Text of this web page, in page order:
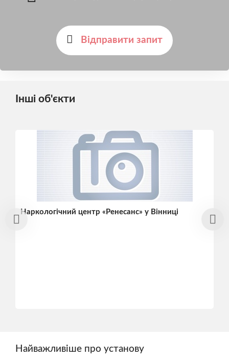
Відправити запит
Інші об'єкти
Наркологічний центр «Ренесанс» у Вінниці
Найважливіше про установу